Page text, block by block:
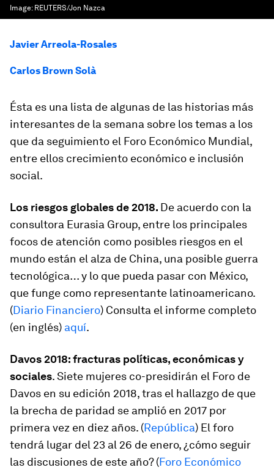
Image: REUTERS/Jon Nazca
Javier Arreola-Rosales
Carlos Brown Solà
Ésta es una lista de algunas de las historias más
interesantes de la semana sobre los temas a los
que da seguimiento el Foro Económico Mundial,
entre ellos crecimiento económico e inclusión
social.
Los riesgos globales de 2018. De acuerdo con la
consultora Eurasia Group, entre los principales
focos de atención como posibles riesgos en el
mundo están el alza de China, una posible guerra
tecnológica… y lo que pueda pasar con México,
que funge como representante latinoamericano.
(Diario Financiero) Consulta el informe completo
(en inglés) aquí.
Davos 2018: fracturas políticas, económicas y
sociales. Siete mujeres co-presidirán el Foro de
Davos en su edición 2018, tras el hallazgo de que
la brecha de paridad se amplió en 2017 por
primera vez en diez años. (República) El foro
tendrá lugar del 23 al 26 de enero, ¿cómo seguir
las discusiones de este año? (Foro Económico